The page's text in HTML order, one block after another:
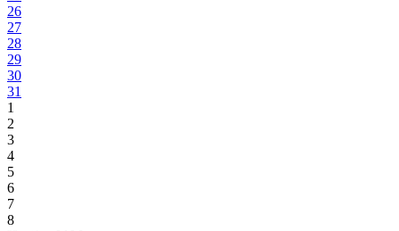
26
27
28
29
30
31
1
2
3
4
5
6
7
8